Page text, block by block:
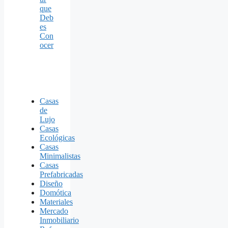
que
Deb
es
Con
ocer
Casas
de
Lujo
Casas
Ecológicas
Casas
Minimalistas
Casas
Prefabricadas
Diseño
Domótica
Materiales
Mercado
Inmobiliario